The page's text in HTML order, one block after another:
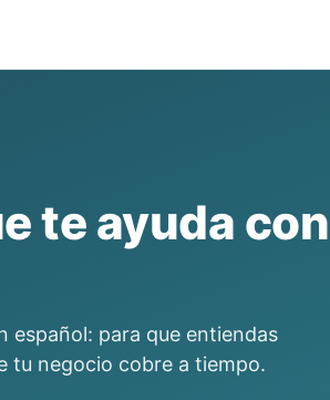
te ayuda
español: para que entiendas
tu negocio cobre a tiempo.